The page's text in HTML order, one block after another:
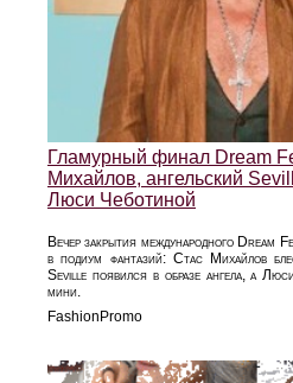
Гламурный финал Dream
Михайлов, ангельский
Люси Чеботиной
Вечер закрытия международного Dream
в подиум фантазий: Стас Михайлов
Seville появился в образе ангела, а
мини.
FashionPromo